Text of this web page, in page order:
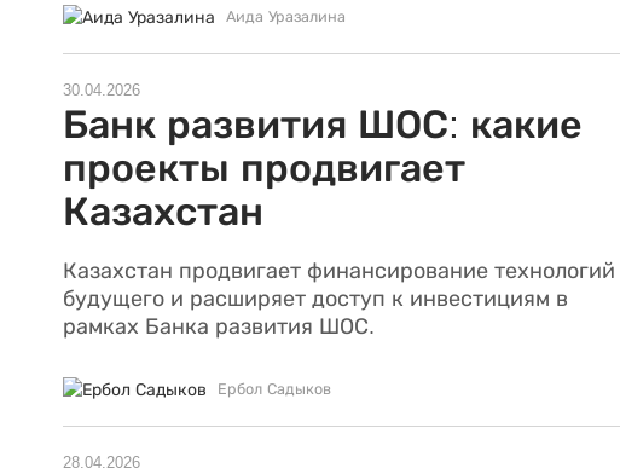
Аида Уразалина
30.04.2026
Банк развития ШОС: какие
проекты продвигает
Казахстан
Казахстан продвигает финансирование технологий
будущего и расширяет доступ к инвестициям в
рамках Банка развития ШОС.
Ербол Садыков
28.04.2026